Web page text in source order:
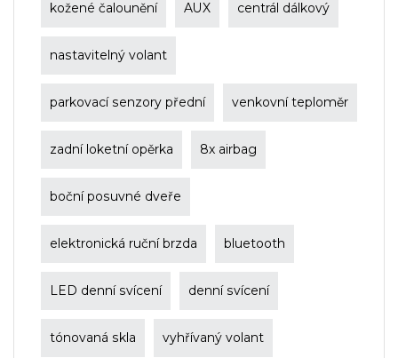
kožené čalounění AUX centrál dálkový
nastavitelný volant
parkovací senzory přední venkovní teploměr
zadní loketní opěrka 8x airbag
boční posuvné dveře
elektronická ruční brzda bluetooth
LED denní svícení denní svícení
tónovaná skla vyhřívaný volant